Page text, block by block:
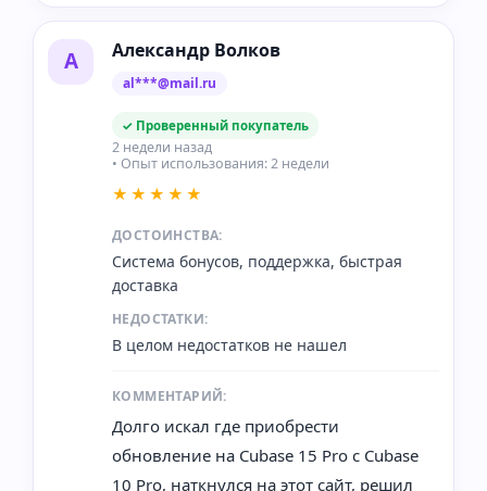
А Александр Волков
al***@mail.ru
✓ Проверенный покупатель
2 недели назад
• Опыт использования: 2 недели
★★★★★
ДОСТОИНСТВА:
Система бонусов, поддержка, быстрая
доставка
НЕДОСТАТКИ:
В целом недостатков не нашел
КОММЕНТАРИЙ:
Долго искал где приобрести
обновление на Cubase 15 Pro с Cubase
10 Pro, наткнулся на этот сайт, решил